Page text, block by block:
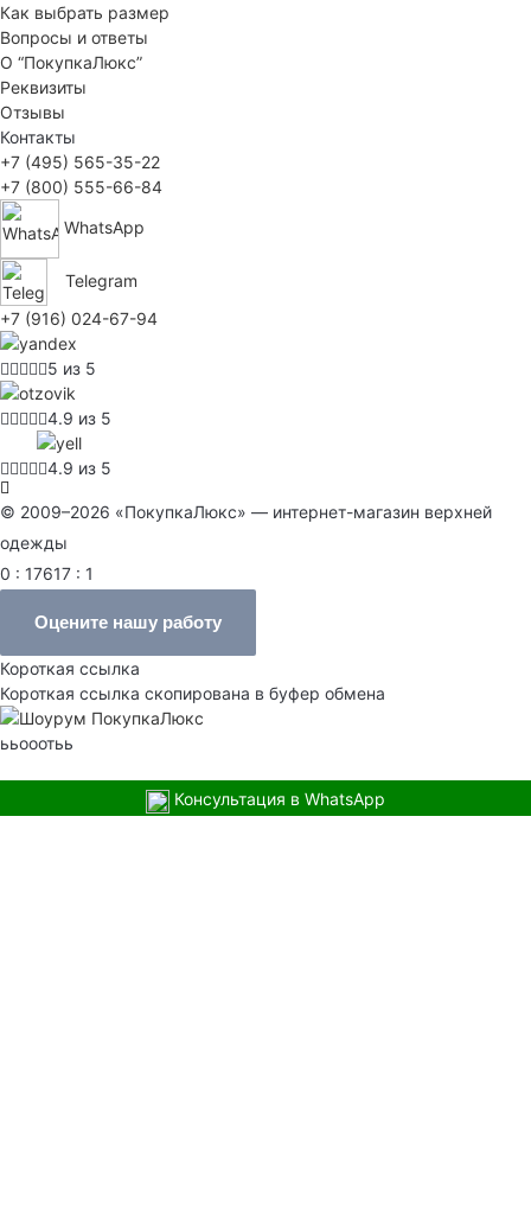
Как выбрать размер
Вопросы и ответы
О “ПокупкаЛюкс”
Реквизиты
Отзывы
Контакты
+7 (495) 565-35-22
+7 (800) 555-66-84
WhatsApp
Telegram
+7 (916) 024-67-94
5 из 5
4.9 из 5
4.9 из 5
© 2009–2026 «ПокупкаЛюкс» — интернет-магазин верхней
одежды
0 : 17617 : 1
Оцените нашу работу
Короткая ссылка
Короткая ссылка скопирована в буфер обмена
ььооотьь
Консультация в WhatsApp